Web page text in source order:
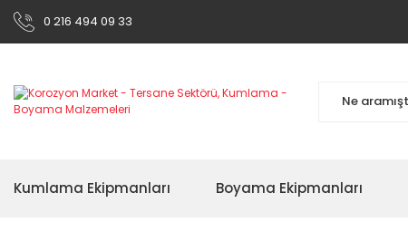
0 216 494 09 33
Kumlama Ekipmanları Boyama Ekipmanları